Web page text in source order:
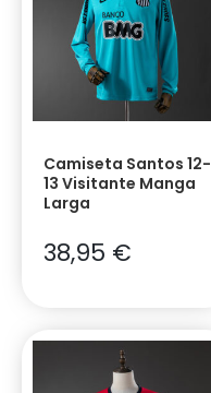
Camiseta Santos 12-
13 Visitante Manga
Larga
38,95 €